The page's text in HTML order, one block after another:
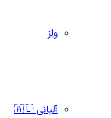
ولز
آلبانی 🇦🇱